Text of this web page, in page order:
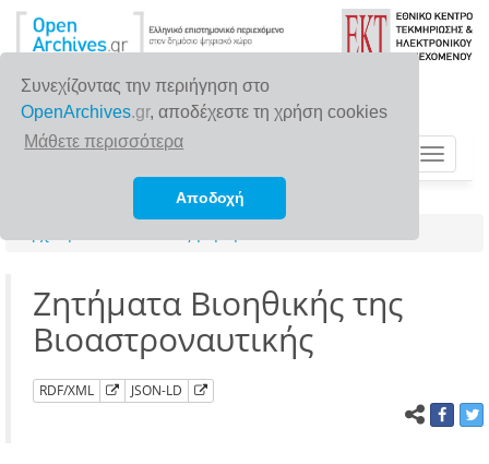
Συνεχίζοντας την περιήγηση στο
OpenArchives.gr, αποδέχεστε τη χρήση cookies
Μάθετε περισσότερα
Αποδοχή
Toggle
Ζητήματα Βιοηθικής της
Βιοαστροναυτικής
RDF/XML JSON-LD